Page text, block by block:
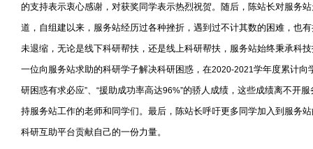
的支持表示衷心感谢，对获奖同学表示热烈祝贺。随后，陈站长对服务
道，自组建以来，服务站经历过各种挫折，遇到过不计其数的困难，也
未退缩，无论是线下科研帮扶，还是线上科研帮扶，服务站始终秉承科
一位向服务站求助的科研学子解决科研困惑，在2020-2021学年度累计向
研困惑有求必应”、 “援助成功率高达96%”的骄人成绩，这些成绩离不开
持服务站工作的老师和同学们。最后，陈站长呼吁更多同学加入到服务
科研互助平台贡献自己的一份力量。